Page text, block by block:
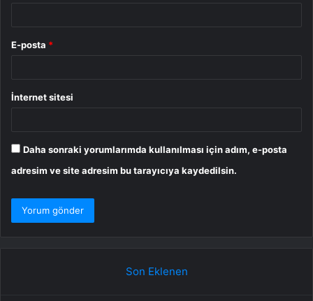
E-posta *
İnternet sitesi
Daha sonraki yorumlarımda kullanılması için adım, e-posta
adresim ve site adresim bu tarayıcıya kaydedilsin.
Son Eklenen